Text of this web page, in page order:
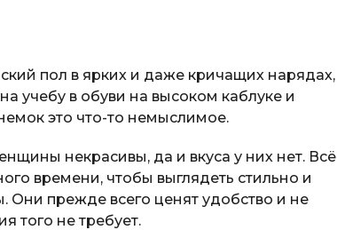
пол в ярких и даже кричащих нарядах,
учебу в обуви на высоком каблуке и
это что-то немыслимое.
некрасивы, да и вкуса у них нет. Всё
времени, чтобы выглядеть стильно и
Они прежде всего ценят удобство и не
того не требует.